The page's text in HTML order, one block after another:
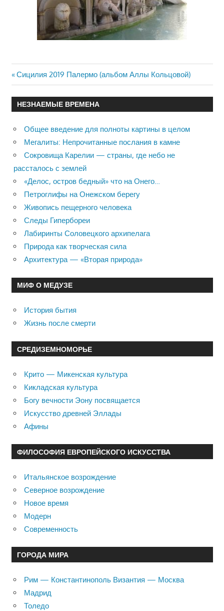
Навигация
по
записям
Previous
Post:
Сицилия 2019 Палермо (альбом Аллы Кольцовой)
НЕЗНАЕМЫЕ ВРЕМЕНА
Общее введение для полноты картины в целом
Мегалиты: Непрочитанные послания в камне
Сокровища Карелии — страны, где небо не
рассталось с землей
«Делос, остров бедный» что на Онего…
Петроглифы на Онежском берегу
Живопись пещерного человека
Следы Гипербореи
Лабиринты Соловецкого архипелага
Природа как творческая сила
Архитектура — «Вторая природа»
МИФ О МЕДУЗЕ
История бытия
Жизнь после смерти
СРЕДИЗЕМНОМОРЬЕ
Крито — Микенская культура
Кикладская культура
Богу вечности Эону посвящается
Искусство древней Эллады
Афины
ФИЛОСОФИЯ ЕВРОПЕЙСКОГО ИСКУССТВА
Итальянское возрождение
Северное возрождение
Новое время
Модерн
Современность
ГОРОДА МИРА
Рим — Константинополь Византия — Москва
Мадрид
Толедо